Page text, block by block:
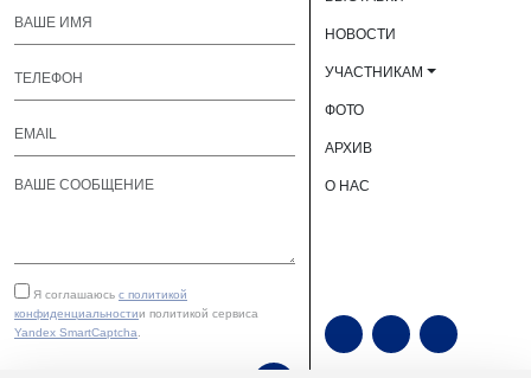
Я соглашаюсь с политикой
конфиденциальностии политикой сервиса
Yandex SmartCaptcha
НОВОСТИ
УЧАСТНИКАМ
ФОТО
АРХИВ
О НАС